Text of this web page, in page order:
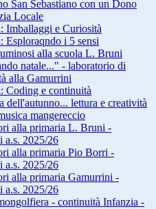
San Sebastiano con un Dono
Locale
Imballaggi e Curiosità
Esploraqndo i 5 sensi
alla scuola L. Bruni
natale..." - laboratorio di
alla Gamurrini
Coding e continuità
dell'autunno... lettura e creatività
mangereccio
alla primaria L. Bruni -
a.s. 2025/26
alla primaria Pio Borri -
a.s. 2025/26
alla primaria Gamurrini -
a.s. 2025/26
- continuità Infanzia -